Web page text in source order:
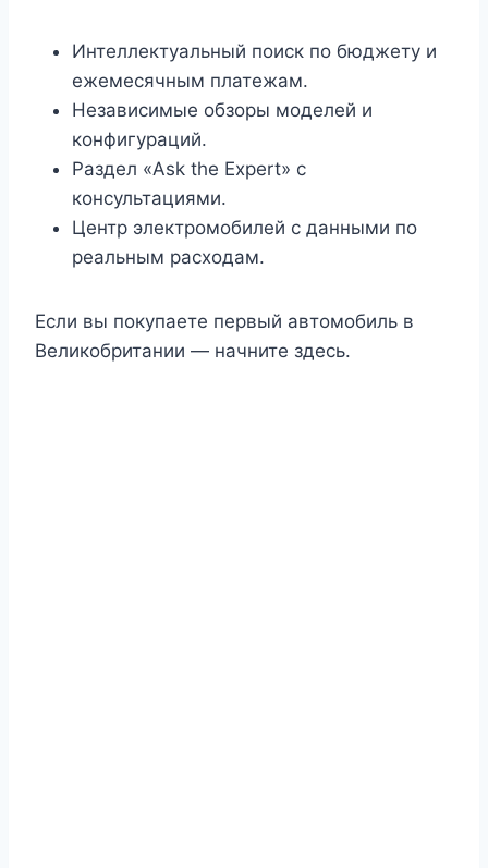
Интеллектуальный поиск по бюджету и
ежемесячным платежам.
Независимые обзоры моделей и
конфигураций.
Раздел «Ask the Expert» с
консультациями.
Центр электромобилей с данными по
реальным расходам.
Если вы покупаете первый автомобиль в
Великобритании — начните здесь.